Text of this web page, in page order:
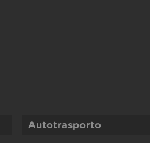
Autotrasporto